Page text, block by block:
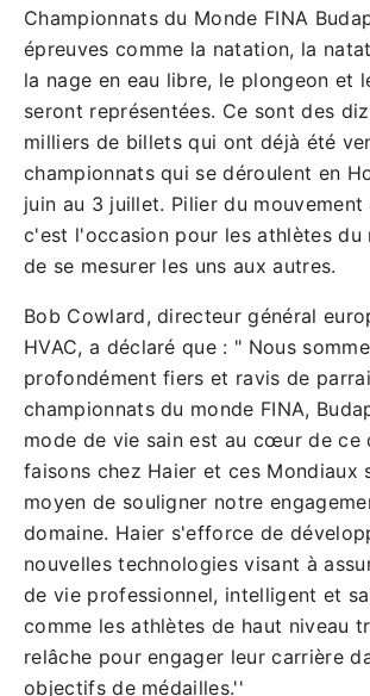
Championnats du Monde FINA
épreuves comme la natation, la
la nage en eau libre, le plongeon et
seront représentées. Ce sont des
milliers de billets qui ont déjà été
championnats qui se déroulent en
juin au 3 juillet. Pilier du mouvement
c'est l'occasion pour les athlètes du
de se mesurer les uns aux autres.
Bob Cowlard, directeur général
HVAC, a déclaré que : " Nous
profondément fiers et ravis de
championnats du monde FINA,
mode de vie sain est au cœur de ce
faisons chez Haier et ces Mondiaux
moyen de souligner notre
domaine. Haier s'efforce de
nouvelles technologies visant à
de vie professionnel, intelligent et
comme les athlètes de haut niveau
relâche pour engager leur carrière
objectifs de médailles.''